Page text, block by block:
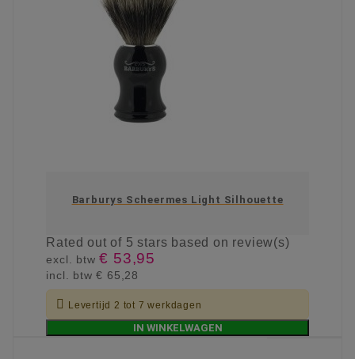
Barburys Scheermes Light Silhouette
Ratedout of 5 stars based on review(s)
excl. btw€ 53,95
incl. btw€ 65,28
 Levertijd 2 tot 7 werkdagen
IN WINKELWAGEN